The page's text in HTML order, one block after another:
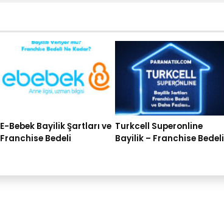
E-Bebek Bayilik Şartları ve
Franchise Bedeli
Turkcell Superonline
Bayilik – Franchise Bedeli